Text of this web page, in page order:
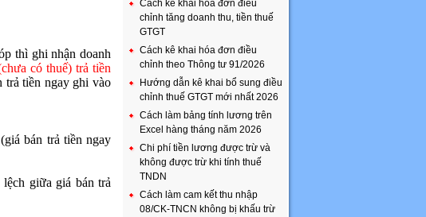
thì ghi nhận doanh
có thuế) trả tiền
trả tiền ngay ghi vào
bán trả tiền ngay
giữa giá bán trả
Cách kê khai hóa đơn điều
chỉnh tăng doanh thu, tiền thuế
GTGT
Cách kê khai hóa đơn điều
chỉnh theo Thông tư 91/2026
Hướng dẫn kê khai bổ sung điều
chỉnh thuế GTGT mới nhất 2026
Cách làm bảng tính lương trên
Excel hàng tháng năm 2026
Chi phí tiền lương được trừ và
không được trừ khi tính thuế
TNDN
Cách làm cam kết thu nhập
08/CK-TNCN không bị khấu trừ